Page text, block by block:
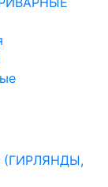
(ГИРЛЯНДЫ,